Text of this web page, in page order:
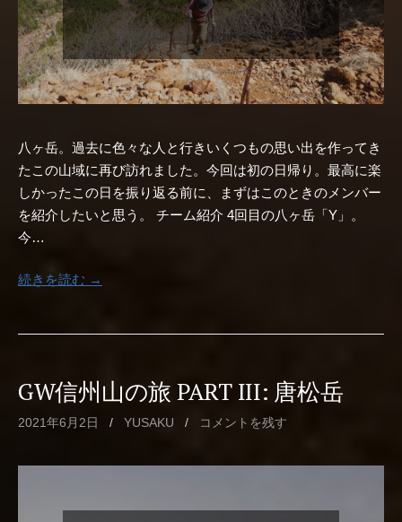
八ヶ岳。過去に色々な人と行きいくつもの思い出を作ってき
たこの山域に再び訪れました。今回は初の日帰り。最高に楽
しかったこの日を振り返る前に、まずはこのときのメンバー
を紹介したいと思う。 チーム紹介 4回目の八ヶ岳「Y」。
今…
続きを読む →
GW信州山の旅 PART III: 唐松岳
2021年6月2日 / YUSAKU / コメントを残す